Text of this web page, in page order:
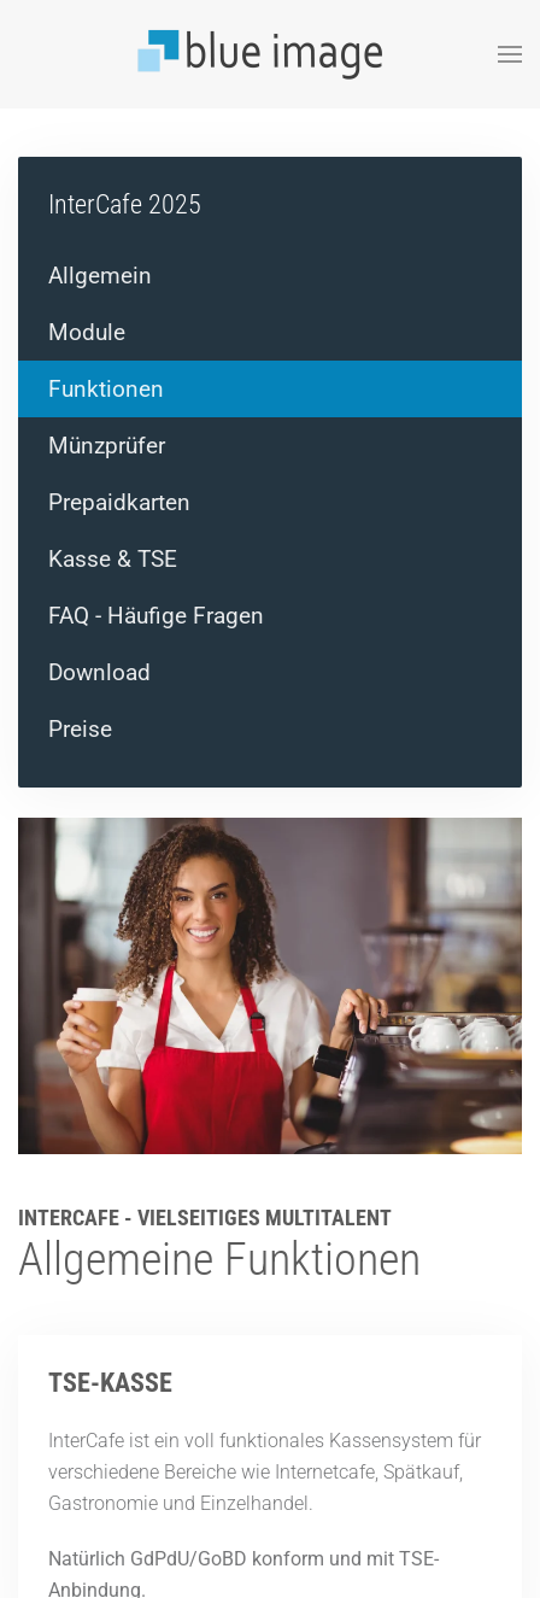
Zum Hauptinhalt springen
InterCafe 2025
Allgemein
Module
Funktionen
Münzprüfer
Prepaidkarten
Kasse & TSE
FAQ - Häufige Fragen
Download
Preise
INTERCAFE - VIELSEITIGES MULTITALENT
Allgemeine Funktionen
TSE-KASSE
InterCafe ist ein voll funktionales Kassensystem für
verschiedene Bereiche wie Internetcafe, Spätkauf,
Gastronomie und Einzelhandel.
Natürlich GdPdU/GoBD konform und mit TSE-
Anbindung.